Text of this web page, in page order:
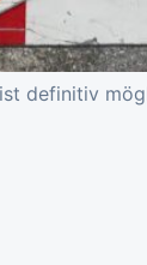
definitiv